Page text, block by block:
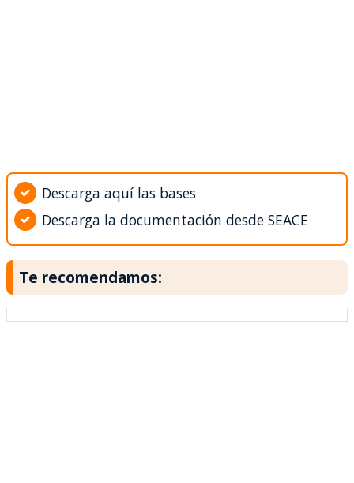
Descarga aquí las bases
Descarga la documentación desde SEACE
Te recomendamos: